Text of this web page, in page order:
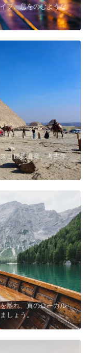
ブ。息をのむような
コ世界遺産、考古学
離れ、真のローカル
しょう。